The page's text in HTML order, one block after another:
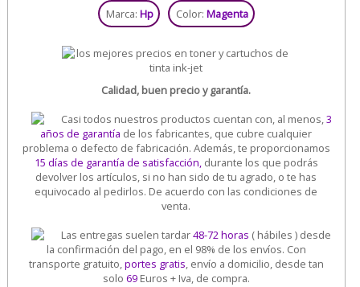
Marca: Hp Color: Magenta
Calidad, buen precio y garantía.
Casi todos nuestros productos cuentan con, al menos,3
años de garantía de los fabricantes, que cubre cualquier
problema o defecto de fabricación. Además, te proporcionamos
15 días de garantía de satisfacción, durante los que podrás
devolver los artículos, si no han sido de tu agrado, o te has
equivocado al pedirlos. De acuerdo con las condiciones de
venta.
Las entregas suelen tardar48-72 horas ( hábiles ) desde
la confirmación del pago, en el 98% de los envíos. Con
transporte gratuito,portes gratis, envío a domicilio, desde tan
solo 69Euros + Iva, de compra.